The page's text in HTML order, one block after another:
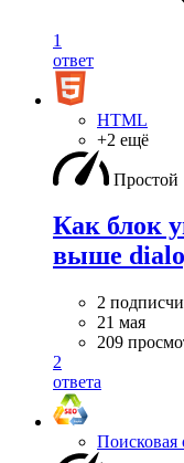
1
ответ
HTML
+2 ещё
Простой
Как блок
выше
2
21 мая
209
2
ответа
Поисковая